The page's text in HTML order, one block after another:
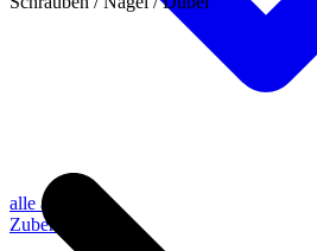
alle anzeigen
Zubehör